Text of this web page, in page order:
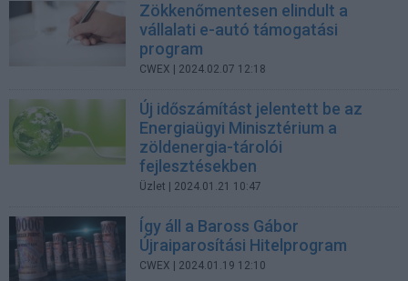
Zökkenőmentesen elindult a
vállalati e-autó támogatási
program
CWEX | 2024.02.07 12:18
Új időszámítást jelentett be az
Energiaügyi Minisztérium a
zöldenergia-tárolói
fejlesztésekben
Üzlet | 2024.01.21 10:47
Így áll a Baross Gábor
Újraiparosítási Hitelprogram
CWEX | 2024.01.19 12:10